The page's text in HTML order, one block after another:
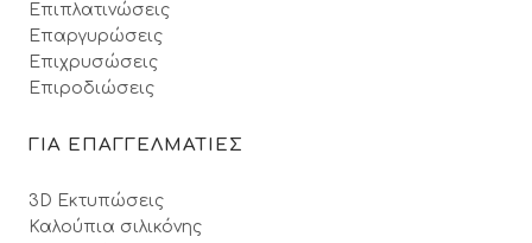
Επιπλατινώσεις
Επαργυρώσεις
Επιχρυσώσεις
Επιροδιώσεις
ΓΙΑ ΕΠΑΓΓΕΛΜΑΤΙΕΣ
3D Εκτυπώσεις
Καλούπια σιλικόνης